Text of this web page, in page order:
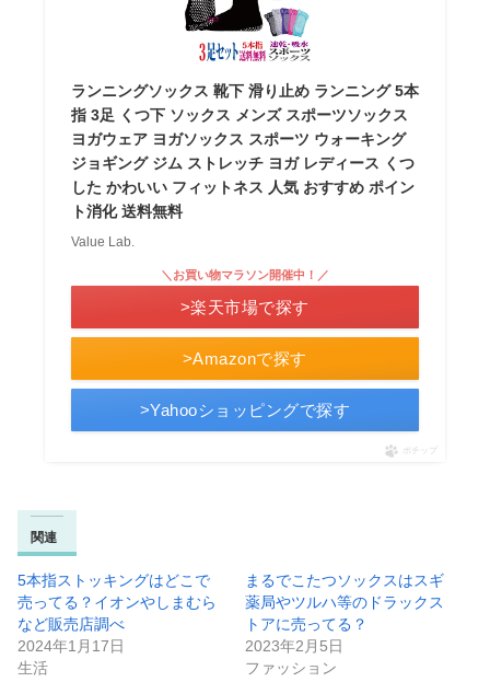
ランニングソックス 靴下 滑り止め ランニング 5本
指 3足 くつ下 ソックス メンズ スポーツソックス
ヨガウェア ヨガソックス スポーツ ウォーキング
ジョギング ジム ストレッチ ヨガ レディース くつ
した かわいい フィットネス 人気 おすすめ ポイン
ト消化 送料無料
Value Lab.
>Amazonで探す
＼お買い物マラソン開催中！／
>楽天市場で探す
>Yahooショッピングで探す
ポチップ
関連
5本指ストッキングはどこで
売ってる？イオンやしまむら
など販売店調べ
2024年1月17日
生活
まるでこたつソックスはスギ
薬局やツルハ等のドラックス
トアに売ってる？
2023年2月5日
ファッション